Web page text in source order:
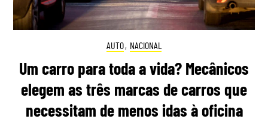
AUTO, NACIONAL
Um carro para toda a vida? Mecânicos
elegem as três marcas de carros que
necessitam de menos idas à oficina